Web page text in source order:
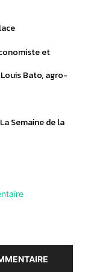
et
Bato, agro-
Semaine de la